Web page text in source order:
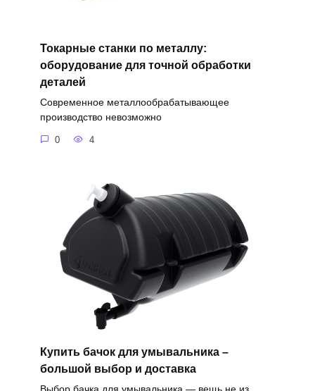
Токарные станки по металлу:
оборудование для точной обработки
деталей
Современное металлообрабатывающее
производство невозможно
0 4
Купить бачок для умывальника –
большой выбор и доставка
Выбор бачка для умывальника — вещь не из